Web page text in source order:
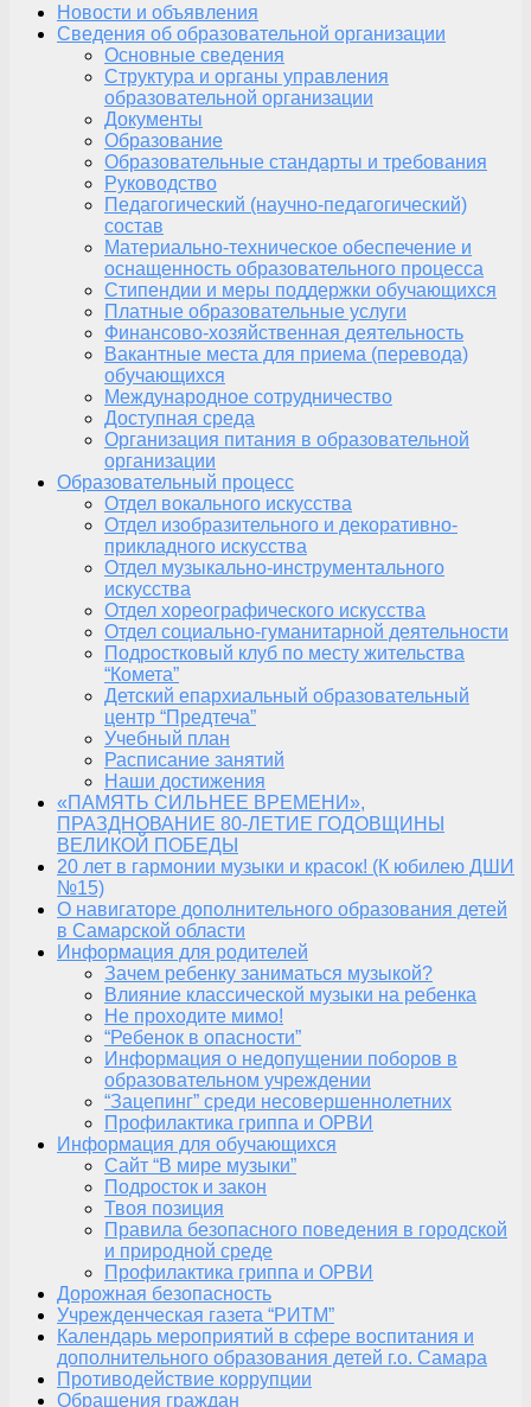
Новости и объявления
Сведения об образовательной организации
Основные сведения
Структура и органы управления
образовательной организации
Документы
Образование
Образовательные стандарты и требования
Руководство
Педагогический (научно-педагогический)
состав
Материально-техническое обеспечение и
оснащенность образовательного процесса
Стипендии и меры поддержки обучающихся
Платные образовательные услуги
Финансово-хозяйственная деятельность
Вакантные места для приема (перевода)
обучающихся
Международное сотрудничество
Доступная среда
Организация питания в образовательной
организации
Образовательный процесс
Отдел вокального искусства
Отдел изобразительного и декоративно-
прикладного искусства
Отдел музыкально-инструментального
искусства
Отдел хореографического искусства
Отдел социально-гуманитарной деятельности
Подростковый клуб по месту жительства
“Комета”
Детский епархиальный образовательный
центр “Предтеча”
Учебный план
Расписание занятий
Наши достижения
«ПАМЯТЬ СИЛЬНЕЕ ВРЕМЕНИ»,
ПРАЗДНОВАНИЕ 80-ЛЕТИЕ ГОДОВЩИНЫ
ВЕЛИКОЙ ПОБЕДЫ
20 лет в гармонии музыки и красок! (К юбилею ДШИ
№15)
О навигаторе дополнительного образования детей
в Самарской области
Информация для родителей
Зачем ребенку заниматься музыкой?
Влияние классической музыки на ребенка
Не проходите мимо!
“Ребенок в опасности”
Информация о недопущении поборов в
образовательном учреждении
“Зацепинг” среди несовершеннолетних
Профилактика гриппа и ОРВИ
Информация для обучающихся
Сайт “В мире музыки”
Подросток и закон
Твоя позиция
Правила безопасного поведения в городской
и природной среде
Профилактика гриппа и ОРВИ
Дорожная безопасность
Учрежденческая газета “РИТМ”
Календарь мероприятий в сфере воспитания и
дополнительного образования детей г.о. Самара
Противодействие коррупции
Обращения граждан